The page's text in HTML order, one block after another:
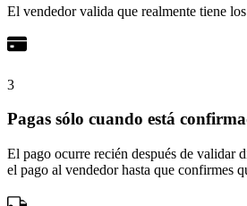
El vendedor valida que realmente tiene
3
Pagas sólo cuando está
El pago ocurre recién después de validar
el pago al vendedor hasta que confirmes